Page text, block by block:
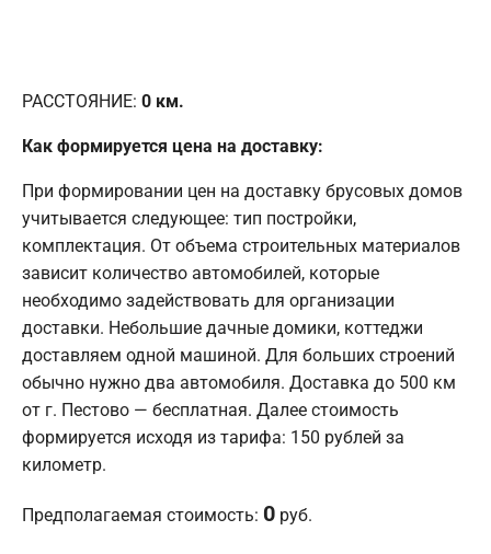
РАССТОЯНИЕ: 0 км.
Как формируется цена на доставку:
При формировании цен на доставку брусовых домов
учитывается следующее: тип постройки,
комплектация. От объема строительных материалов
зависит количество автомобилей, которые
необходимо задействовать для организации
доставки. Небольшие дачные домики, коттеджи
доставляем одной машиной. Для больших строений
обычно нужно два автомобиля. Доставка до 500 км
от г. Пестово — бесплатная. Далее стоимость
формируется исходя из тарифа: 150 рублей за
километр.
Предполагаемая стоимость: 0 руб.